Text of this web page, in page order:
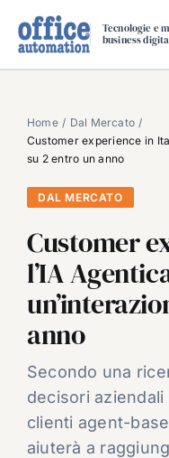
Tecnologie e
business
SPECIAL PAPER
TAVOLE ROTONDE DI
DAL MERCATO
VIDEO
EVENTI
CHI SIAMO
Home
Dal Mercato
Customer experience in
su 2 entro un anno
DAL MERCATO
Customer
l’IA
anno
Secondo una
decisori
clienti agent-
aiuterà a